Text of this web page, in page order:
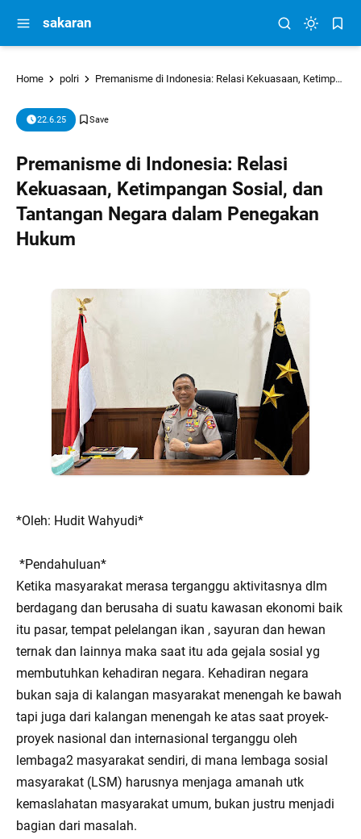
sakaran
Home polri Premanisme di Indonesia: Relasi Kekuasaan, Ketimpangan Sosial, dan Tantangan Negara dalam Penegakan Hukum
22.6.25
Premanisme di Indonesia: Relasi
Kekuasaan, Ketimpangan Sosial, dan
Tantangan Negara dalam Penegakan
Hukum
*Oleh: Hudit Wahyudi*
*Pendahuluan*
Ketika masyarakat merasa terganggu aktivitasnya dlm
berdagang dan berusaha di suatu kawasan ekonomi baik
itu pasar, tempat pelelangan ikan , sayuran dan hewan
ternak dan lainnya maka saat itu ada gejala sosial yg
membutuhkan kehadiran negara. Kehadiran negara
bukan saja di kalangan masyarakat menengah ke bawah
tapi juga dari kalangan menengah ke atas saat proyek-
proyek nasional dan internasional terganggu oleh
lembaga2 masyarakat sendiri, di mana lembaga sosial
masyarakat (LSM) harusnya menjaga amanah utk
kemaslahatan masyarakat umum, bukan justru menjadi
bagian dari masalah.